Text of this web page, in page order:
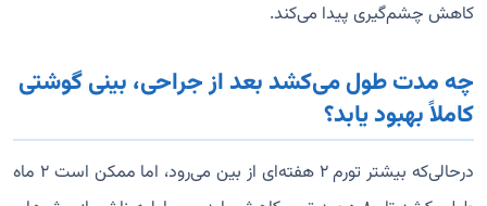
کاهش چشم‌گیری پیدا می‌کند.
چه مدت طول می‌کشد بعد از جراحی، بینی گوشتی
کاملاً بهبود یابد؟
درحالی‌که بیشتر تورم ۲ هفته‌ای از بین می‌رود، اما ممکن است ۲ ماه